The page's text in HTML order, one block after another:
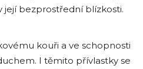
její bezprostřední blízkosti.
kouři a ve schopnosti
I těmito přívlastky se